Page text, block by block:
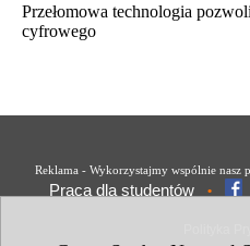
Przełomowa technologia
cyfrowego
Reklama - Wykorzystajmy wspólnie nasz
Praca dla studentów •